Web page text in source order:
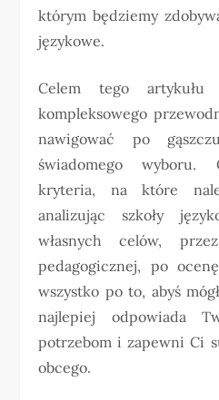
którym będziemy
językowe.
Celem tego artykułu
kompleksowego
nawigować po
świadomego wyboru.
kryteria, na które
analizując szkoły
własnych celów,
pedagogicznej, po
wszystko po to, abyś
najlepiej odpowiada
potrzebom i zapewni Ci
obcego.